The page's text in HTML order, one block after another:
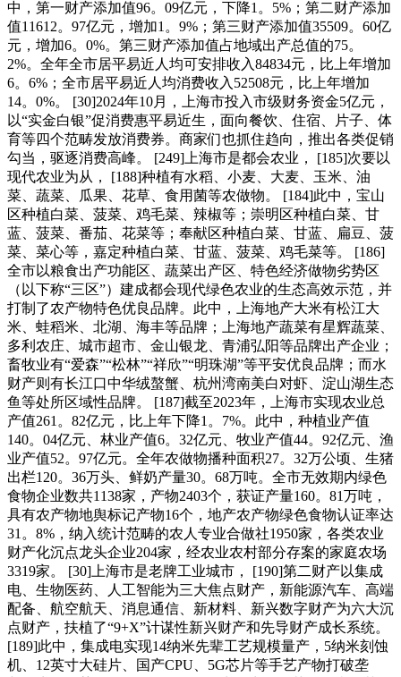
中，第一财产添加值96。09亿元，下降1。5%；第二财产添加
值11612。97亿元，增加1。9%；第三财产添加值35509。60亿
元，增加6。0%。第三财产添加值占地域出产总值的75。
2%。全年全市居平易近人均可安排收入84834元，比上年增加
6。6%；全市居平易近人均消费收入52508元，比上年增加
14。0%。 [30]2024年10月，上海市投入市级财务资金5亿元，
以“实金白银”促消费惠平易近生，面向餐饮、住宿、片子、体
育等四个范畴发放消费券。商家们也抓住趋向，推出各类促销
勾当，驱逐消费高峰。 [249]上海市是都会农业， [185]次要以
现代农业为从， [188]种植有水稻、小麦、大麦、玉米、油
菜、蔬菜、瓜果、花草、食用菌等农做物。 [184]此中，宝山
区种植白菜、菠菜、鸡毛菜、辣椒等；崇明区种植白菜、甘
蓝、菠菜、番茄、花菜等；奉献区种植白菜、甘蓝、扁豆、菠
菜、菜心等，嘉定种植白菜、甘蓝、菠菜、鸡毛菜等。 [186]
全市以粮食出产功能区、蔬菜出产区、特色经济做物劣势区
（以下称“三区”）建成都会现代绿色农业的生态高效示范，并
打制了农产物特色优良品牌。此中，上海地产大米有松江大
米、蛙稻米、北湖、海丰等品牌；上海地产蔬菜有星辉蔬菜、
多利农庄、城市超市、金山银龙、青浦弘阳等品牌出产企业；
畜牧业有“爱森”“松林”“祥欣”“明珠湖”等平安优良品牌；而水
财产则有长江口中华绒螯蟹、杭州湾南美白对虾、淀山湖生态
鱼等处所区域性品牌。 [187]截至2023年，上海市实现农业总
产值261。82亿元，比上年下降1。7%。此中，种植业产值
140。04亿元、林业产值6。32亿元、牧业产值44。92亿元、渔
业产值52。97亿元。全年农做物播种面积27。32万公顷、生猪
出栏120。36万头、鲜奶产量30。68万吨。全市无效期内绿色
食物企业数共1138家，产物2403个，获证产量160。81万吨，
具有农产物地舆标记产物16个，地产农产物绿色食物认证率达
31。8%，纳入统计范畴的农人专业合做社1950家，各类农业
财产化沉点龙头企业204家，经农业农村部分存案的家庭农场
3319家。 [30]上海市是老牌工业城市， [190]第二财产以集成
电、生物医药、人工智能为三大焦点财产，新能源汽车、高端
配备、航空航天、消息通信、新材料、新兴数字财产为六大沉
点财产，扶植了“9+X”计谋性新兴财产和先导财产成长系统。
[189]此中，集成电实现14纳米先辈工艺规模量产，5纳米刻蚀
机、12英寸大硅片、国产CPU、5G芯片等手艺产物打破垄